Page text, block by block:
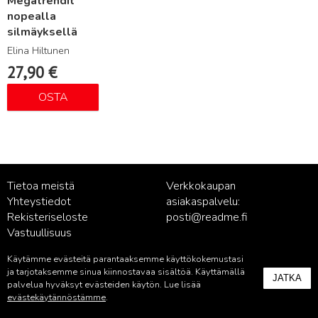
nopealla
silmäyksellä
Elina Hiltunen
27,90 €
OSTA
Tietoa meistä
Yhteystiedot
Rekisteriseloste
Vastuullisuus
Verkkokaupan
asiakaspalvelu:
posti@readme.fi
Kustantamon asiakaspalvelu:
palvelu@readme.fi
Käytämme evästeitä parantaaksemme käyttökokemustasi
ja tarjotaksemme sinua kiinnostavaa sisältöä. Käyttämällä
palvelua hyväksyt evästeiden käytön. Lue lisää
evästekäytännöstämme.
JATKA